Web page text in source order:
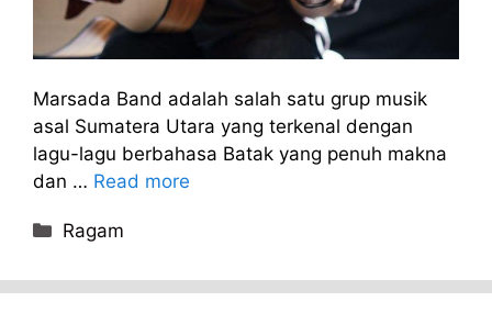
Marsada Band adalah salah satu grup musik
asal Sumatera Utara yang terkenal dengan
lagu-lagu berbahasa Batak yang penuh makna
dan … Read more
Categories
Ragam